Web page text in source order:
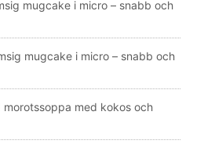
mugcake i micro – snabb och
mugcake i micro – snabb och
med kokos och